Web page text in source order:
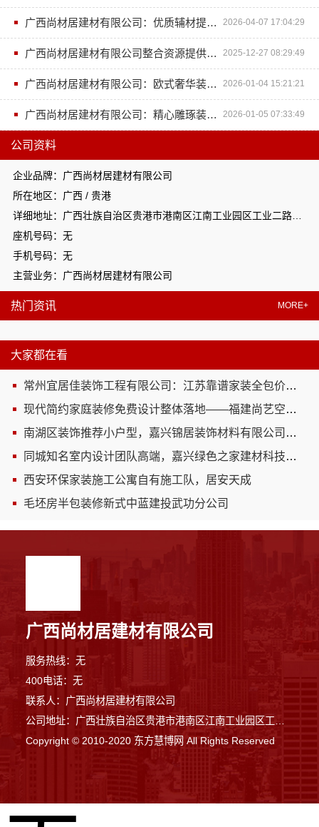
广西尚材居建材有限公司：优质辅材提升装修品质 2026-04-07 17:04:29
广西尚材居建材有限公司整合资源提供高效装修解决方案 2025-12-27 08:29:49
广西尚材居建材有限公司：欧式奢华装修的背后支撑 2026-01-04 15:21:21
广西尚材居建材有限公司：精心雕琢装饰装修细节 2026-01-05 07:33:49
公司资料
企业品牌：广西尚材居建材有限公司
所在地区：广西 / 贵港
详细地址：广西壮族自治区贵港市港南区江南工业园区工业二路与南二路交汇处东南角
座机号码：无
手机号码：无
主营业务：广西尚材居建材有限公司
热门资讯 MORE+
大家都在看
常州宜居佳装饰工程有限公司：江苏靠谱家装全包价格明细
现代简约家庭装修免费设计整体落地——福建尚艺空间新材料科技有限公司
南湖区装饰推荐小户型，嘉兴锦居装饰材料有限公司专业整装
同城知名室内设计团队高端，嘉兴绿色之家建材科技有限公司定制专属空间
西安环保家装施工公寓自有施工队，居安天成
毛坯房半包装修新式中蓝建投武功分公司
广西尚材居建材有限公司
服务热线：无
400电话：无
联系人：广西尚材居建材有限公司
公司地址：广西壮族自治区贵港市港南区江南工业园区工业二路与南二路交汇处东南角
Copyright © 2010-2020 东方慧博网 All Rights Reserved
7分钟前 苏女士 正在咨询